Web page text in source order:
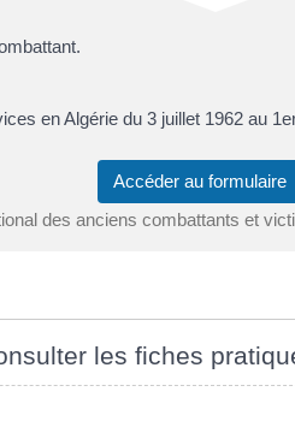
en Algérie du 3 juillet 1962 au 1
Accéder au formulaire
des anciens combattants et
les fiches